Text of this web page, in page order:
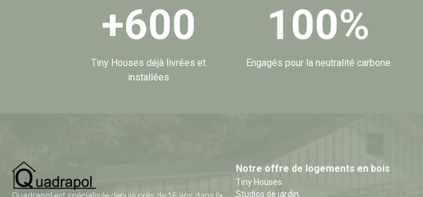
+600
Tiny Houses déjà livrées et
installées
100%
Engagés pour la neutralité carbone
Notre offre de logements en bois
Tiny Houses
Studios de jardin